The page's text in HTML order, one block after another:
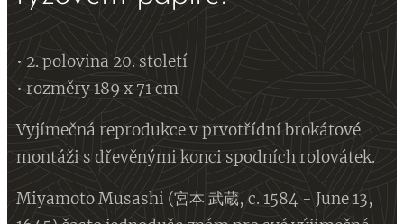
• 2. polovina 20. století
• rozměry 189 x 71 cm
Vyjímečná reprodukce v prvotřídní brokátové
montáži s dřevěnými konci spodních rolovátek.
Miyamoto Musashi (宮本 武蔵, c. 1584 - June 13,